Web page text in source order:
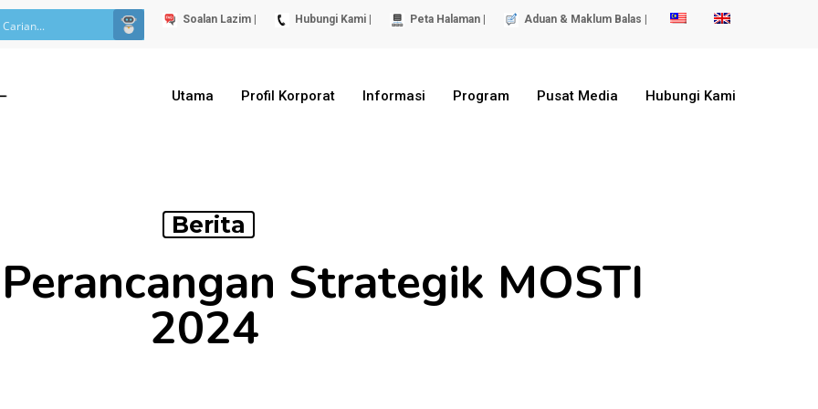
Soalan Lazim | Hubungi Kami | Peta Halaman | Aduan & Maklum Balas |
Utama Profil Korporat Informasi Program Pusat Media Hubungi Kami
Berita
Strategik MOSTI
2024